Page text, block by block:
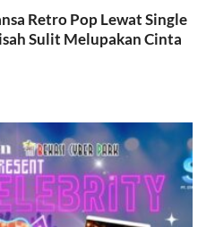
Retro Pop Lewat Single
Sulit Melupakan Cinta